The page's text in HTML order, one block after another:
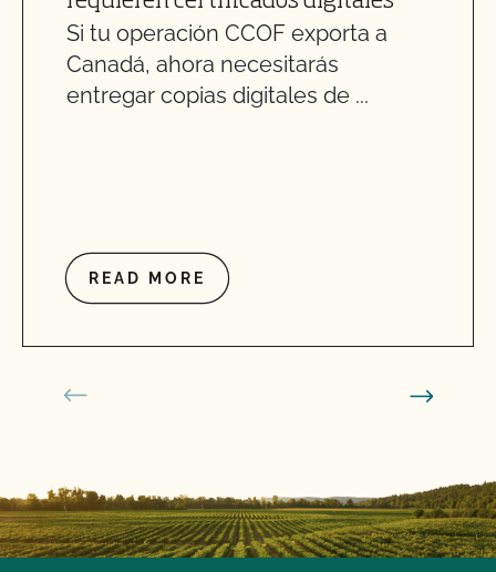
Si tu operación CCOF exporta a
Canadá, ahora necesitarás
entregar copias digitales de ...
READ MORE